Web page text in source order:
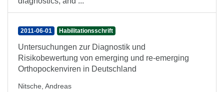
2011-06-01 Habilitationsschrift
Untersuchungen zur Diagnostik und
Risikobewertung von emerging und re-emerging
Orthopockenviren in Deutschland
Nitsche, Andreas